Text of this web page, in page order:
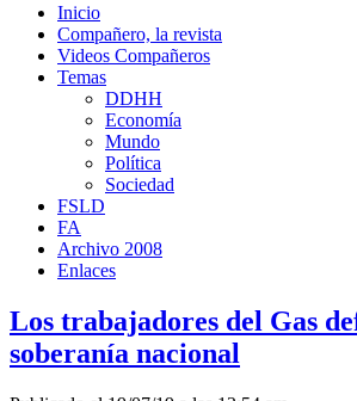
Inicio
Compañero, la revista
Videos Compañeros
Temas
DDHH
Economía
Mundo
Política
Sociedad
FSLD
FA
Archivo 2008
Enlaces
Los trabajadores del Gas
soberanía nacional